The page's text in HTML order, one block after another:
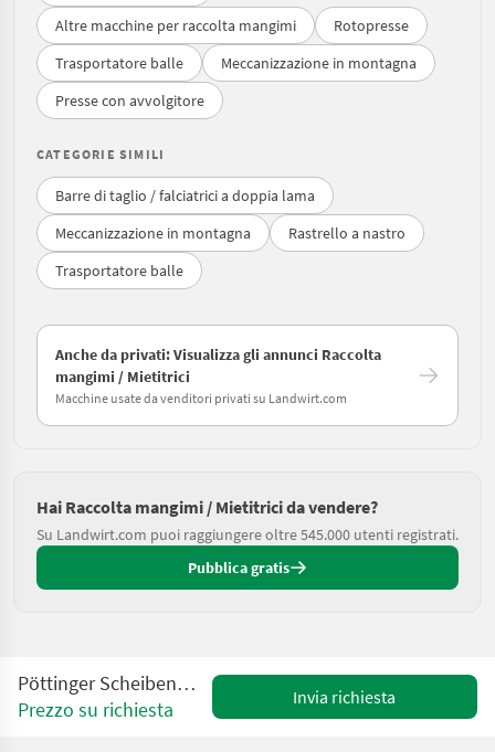
Altre macchine per raccolta mangimi
Rotopresse
Trasportatore balle
Meccanizzazione in montagna
Presse con avvolgitore
CATEGORIE SIMILI
Barre di taglio / falciatrici a doppia lama
Meccanizzazione in montagna
Rastrello a nastro
Trasportatore balle
Anche da privati: Visualizza gli annunci Raccolta
mangimi / Mietitrici
Macchine usate da venditori privati su Landwirt.com
Hai Raccolta mangimi / Mietitrici da vendere?
Su Landwirt.com puoi raggiungere oltre 545.000 utenti registrati.
Pubblica gratis
Pöttinger Scheibenmähwerk Novadisc 265
Prezzo su richiesta
Invia richiesta